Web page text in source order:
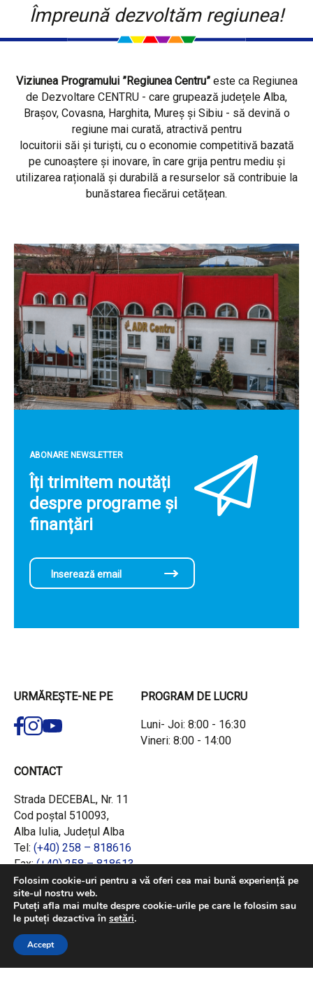
Împreună dezvoltăm regiunea!
Viziunea Programului ”Regiunea Centru”este ca Regiunea
de Dezvoltare CENTRU - care grupează județele Alba,
Brașov, Covasna, Harghita, Mureș și Sibiu - să devină o
regiune mai curată, atractivă pentru
locuitorii săi și turiști, cu o economie competitivă bazată
pe cunoaștere și inovare, în care grija pentru mediu și
utilizarea rațională și durabilă a resurselor să contribuie la
bunăstarea fiecărui cetățean.
ABONARE NEWSLETTER
Îți trimitem noutăți
despre programe și
finanțări
URMĂREȘTE-NE PE PROGRAM DE LUCRU
Luni- Joi: 8:00 - 16:30
Vineri: 8:00 - 14:00
CONTACT
Strada DECEBAL, Nr. 11
Cod poștal 510093,
Alba Iulia, Județul Alba
Tel: (+40) 258 – 818616
Fax:(+40) 258 – 818613
Email:office@adrcentru.ro
LINK-URI RAPIDE
Consiliul European
Jurnalul Oficial al Uniunii Europene
Folosim cookie-uri pentru a vă oferi cea mai bună experiență pe
site-ul nostru web.
Puteți afla mai multe despre cookie-urile pe care le folosim sau
le puteți dezactiva în setări.
Accept